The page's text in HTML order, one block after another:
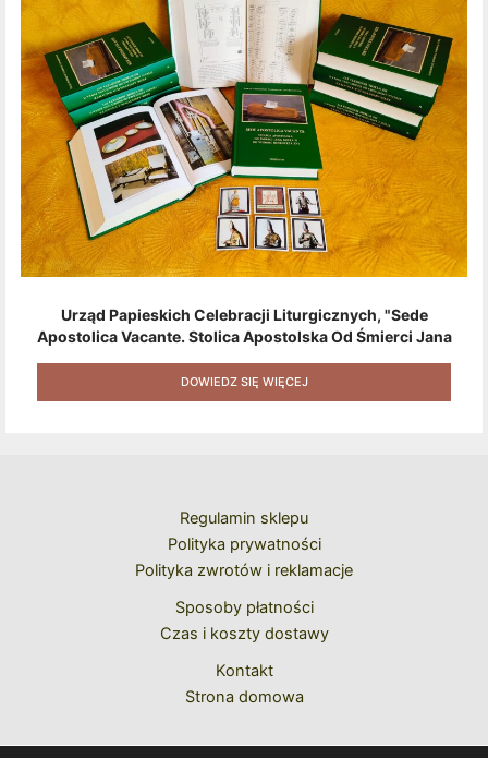
Urząd Papieskich Celebracji Liturgicznych, "Sede
Apostolica Vacante. Stolica Apostolska Od Śmierci Jana
Pawła II Do Wyboru Benedykta XVI" [2020] + Zestaw 6
Naklejek + Książka Niespodzianka + Kod Rabatowy Na
Kolejne Zakupy
DOWIEDZ SIĘ WIĘCEJ
Regulamin sklepu
Polityka prywatności
Polityka zwrotów i reklamacje
Sposoby płatności
Czas i koszty dostawy
Kontakt
Strona domowa